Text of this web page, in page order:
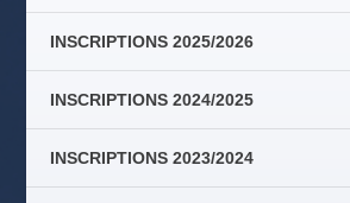
INSCRIPTIONS 2025/2026
INSCRIPTIONS 2024/2025
INSCRIPTIONS 2023/2024